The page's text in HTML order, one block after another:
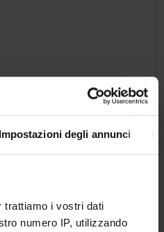
Impostazioni degli annunci
trattiamo i vostri dati
numero IP, utilizzando
SANITARIE